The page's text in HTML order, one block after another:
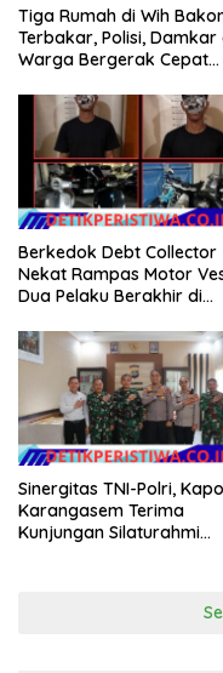
Tiga Rumah di Wih
Terbakar, Polisi, Damkar
Warga Bergerak Cepat
Berkedok Debt Collector
Nekat Rampas Motor
Dua Pelaku Berakhir di
Bali
Sinergitas TNI-Polri,
Karangasem Terima
Kunjungan Silaturahmi